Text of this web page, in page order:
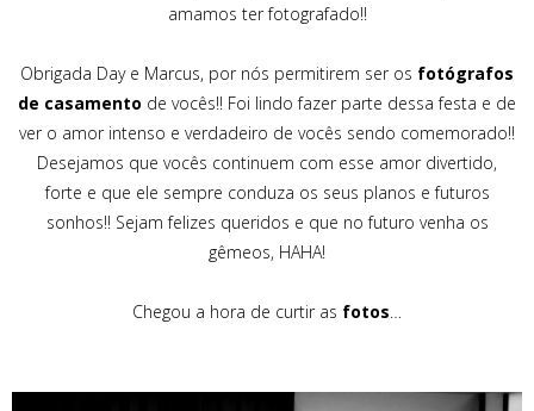
amamos ter fotografado!!
Obrigada Day e Marcus, por nós permitirem ser os fotógrafos
de casamento de vocês!! Foi lindo fazer parte dessa festa e de
ver o amor intenso e verdadeiro de vocês sendo comemorado!!
Desejamos que vocês continuem com esse amor divertido,
forte e que ele sempre conduza os seus planos e futuros
sonhos!! Sejam felizes queridos e que no futuro venha os
gêmeos, HAHA!
Chegou a hora de curtir as fotos…